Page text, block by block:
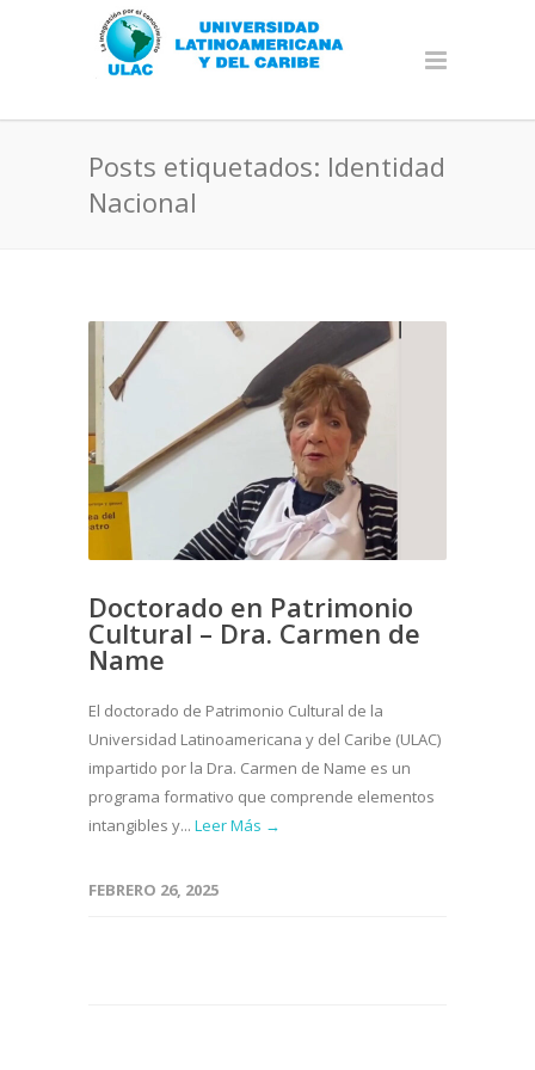
Posts etiquetados: Identidad
Nacional
Doctorado en Patrimonio
Cultural – Dra. Carmen de
Name
El doctorado de Patrimonio Cultural de la
Universidad Latinoamericana y del Caribe (ULAC)
impartido por la Dra. Carmen de Name es un
programa formativo que comprende elementos
intangibles y... Leer Más →
FEBRERO 26, 2025